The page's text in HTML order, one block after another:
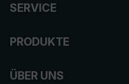
SERVICE
PRODUKTE
ÜBER UNS